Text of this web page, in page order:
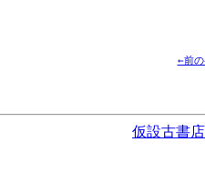
←前
仮設古書店